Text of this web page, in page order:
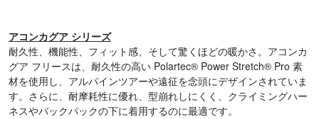
アコンカグア シリーズ
耐久性、機能性、フィット感、そして驚くほどの暖かさ。アコンカ
グア フリースは、耐久性の高い Polartec® Power Stretch® Pro 素
材を使用し、アルパインツアーや遠征を念頭にデザインされていま
す。さらに、耐摩耗性に優れ、型崩れしにくく、クライミングハー
ネスやバックパックの下に着用するのに最適です。